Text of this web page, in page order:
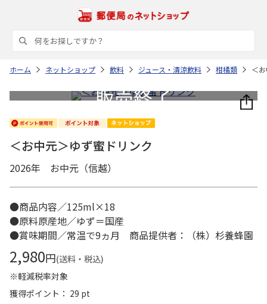
ホーム ネットショップ 飲料 ジュース・清涼飲料 柑橘類 ＜
＜お中元＞ゆず蜜ドリンク
2026年 お中元（信越）
●商品内容／125ml×18
●原料原産地／ゆず＝国産
●賞味期間／常温で9ヵ月 商品提供者：（株）杉養蜂園
2,980円(送料・税込)
※軽減税率対象
獲得ポイント： 29 pt